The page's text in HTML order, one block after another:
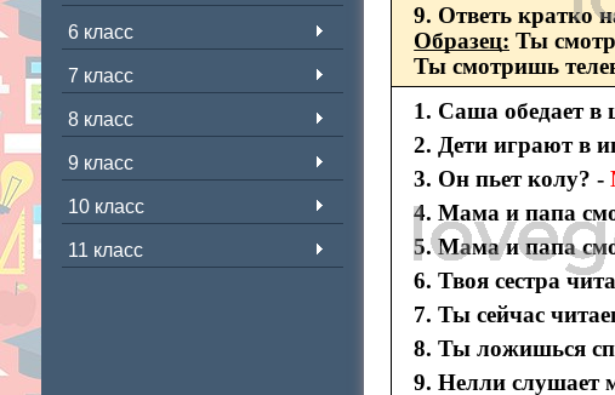
6 класс
7 класс
8 класс
9 класс
10 класс
11 класс
9. Ответь кратко
Образец: Ты
Ты смотришь
1. Саша обедает
2. Дети играют в
3. Он пьет колу? -
4. Мама и папа
5. Мама и папа
6. Твоя сестра
7. Ты сейчас
8. Ты ложишься
9. Нелли слушает